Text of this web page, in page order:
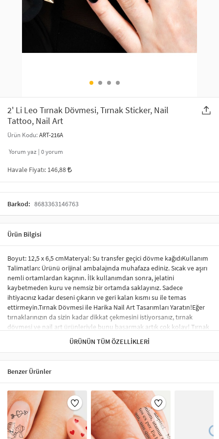
SAÇ AKSESUARLARI
GELİN / DÜĞÜN AKSESUARLARI
ŞAL VE FULAR
ODA KOKUSU VE MUM
PARTİ SÜSLERİ
YILBAŞI ÜRÜNLERİ
2' Li Leo Tırnak Dövmesi, Tırnak Sticker, Nail
Tattoo, Nail Art
Ürün Kodu:ART-216A
Yorum yaz | 0yorum
Havale Fiyatı: 146,88
Barkod: 8683363146763
Ürün Bilgisi
Boyut: 12,5 x 6,5 cmMateryal: Su transfer geçici dövme kağıdıKullanım
Talimatları: Ürünü orijinal ambalajında muhafaza ediniz. Sıcak ve aşırı
nemli ortamlardan kaçının. İlk kullanımdan sonra, jelatini
kaybetmeden kuru ve nemsiz bir ortamda saklayınız. Sadece
ihtiyacınız kadar deseni çıkarın ve geri kalan kısmı su ile temas
ettirmeyin.Tırnak Dövmesi ile Harika Nail Art Tasarımları Yaratın!Eğer
tırnaklarınızın da sizin kadar dikkat çekmesini istiyorsanız, tırnak
dövmesi ve nail art ürünleriyle bunu başarmak artık çok kolay! Tırnak
sticker ve su transfer dövmesi kullanarak tırnaklarınıza benzersiz
tasarımlar yapabilir, profesyonel bir görünüm elde edebilirsiniz.
nail-art malzemesi gerektirmez. İstediğiniz desen ve modelleri rahatça
uygulayabilirsiniz.Tırnak Sticker Nedir?Tırnak stickerları, tırnakları
süslemek için özel olarak tasarlanmış renkli, küçük desenlerdir.
Uygulama süreci oldukça basittir ve şık bir tırnak süsleme sonucu elde
etmenizi sağlar. Tırnak sticker çeşitleri arasında; tırnağın tamamını
kaplayan, tek renk oje görünümü verenler ve minik şekillerle süslenen
modeller yer almaktadır. Ayrıca, çiçek, karikatür figürleri ve hayvan
desenleri gibi çok çeşitli seçenekler de mevcuttur.Tırnak Sticker Nasıl
ÜRÜNÜN TÜM ÖZELLIKLERI
Benzer Ürünler